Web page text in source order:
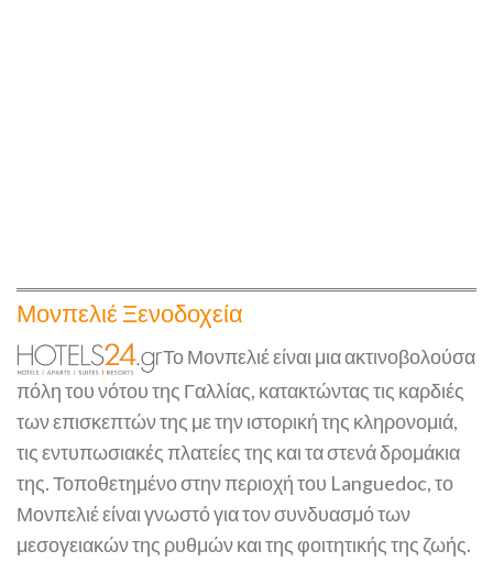
Μονπελιέ Ξενοδοχεία
Το Μονπελιέ είναι μια ακτινοβολούσα
πόλη του νότου της Γαλλίας, κατακτώντας τις καρδιές
των επισκεπτών της με την ιστορική της κληρονομιά,
τις εντυπωσιακές πλατείες της και τα στενά δρομάκια
της. Τοποθετημένο στην περιοχή του Languedoc, το
Μονπελιέ είναι γνωστό για τον συνδυασμό των
μεσογειακών της ρυθμών και της φοιτητικής της ζωής.